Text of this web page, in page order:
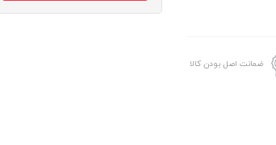
ضمانت اصل بودن کالا